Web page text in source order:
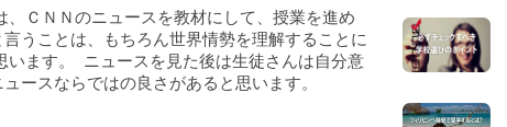
ＣＮＮのニュースを教材にして、授業を進め
うことは、もちろん世界情勢を理解することに
います。 ニュースを見た後は生徒さんは自分意
ースならではの良さがあると思います。